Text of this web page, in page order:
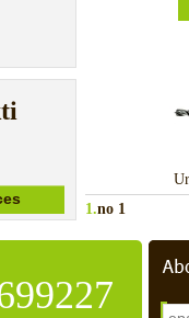
1.no 1